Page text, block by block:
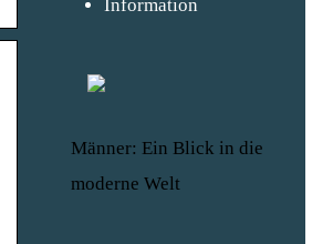
Information
Männer: Ein Blick in die
moderne Welt